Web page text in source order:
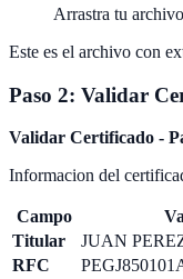
Arrastra tu
Este es el archivo con
Paso 2: Validar
Validar Certificado -
Informacion del
Campo
Titular
JUAN
RFC